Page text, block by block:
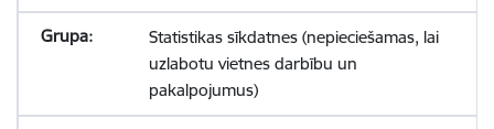
Statistikas sīkdatnes (nepieciešamas, lai
uzlabotu vietnes darbību un
pakalpojumus)